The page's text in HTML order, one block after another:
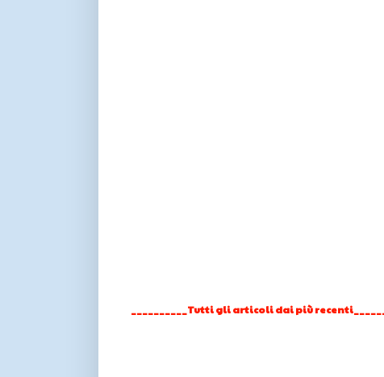
__________Tutti gli articoli dai più